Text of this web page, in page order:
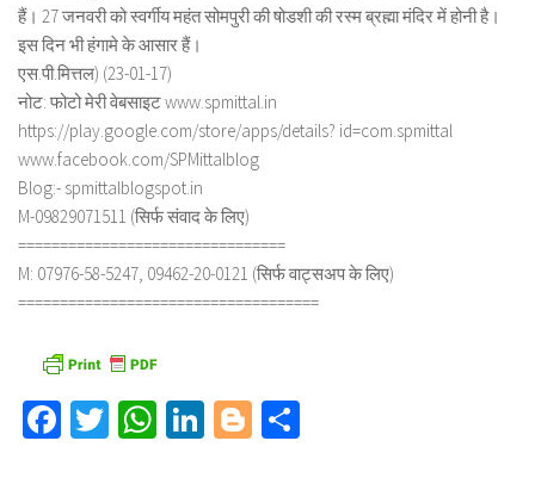
हैं। 27 जनवरी को स्वर्गीय महंत सोमपुरी की षोडशी की रस्म ब्रह्मा मंदिर में होनी है।
इस दिन भी हंगामे के आसार हैं।
एस.पी.मित्तल) (23-01-17)
नोट: फोटो मेरी वेबसाइट www.spmittal.in
https://play.google.com/store/apps/details? id=com.spmittal
www.facebook.com/SPMittalblog
Blog:- spmittalblogspot.in
M-09829071511 (सिर्फ संवाद के लिए)
================================
M: 07976-58-5247, 09462-20-0121 (सिर्फ वाट्सअप के लिए)
====================================
Facebook
TwitterWhatsApp
LinkedIn
Blogger